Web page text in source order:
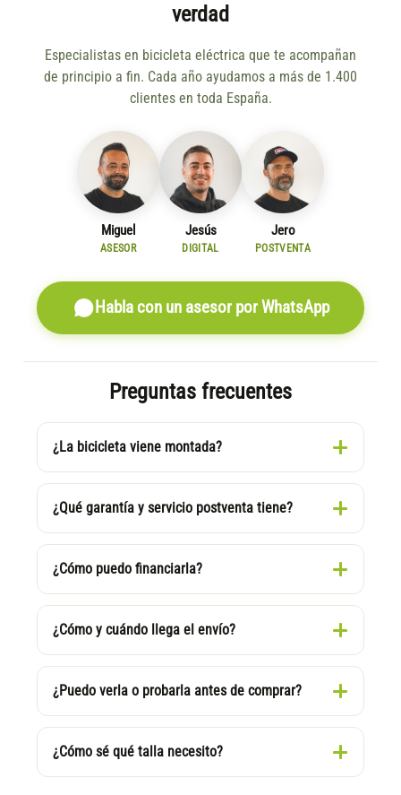
verdad
Especialistas en bicicleta eléctrica que te acompañan
de principio a fin. Cada año ayudamos a más de 1.400
clientes en toda España.
Miguel
ASESOR
Jesús
DIGITAL
Jero
POSTVENTA
Habla con un asesor por WhatsApp
Preguntas frecuentes
¿La bicicleta viene montada?
¿Qué garantía y servicio postventa tiene?
¿Cómo puedo financiarla?
¿Cómo y cuándo llega el envío?
¿Puedo verla o probarla antes de comprar?
¿Cómo sé qué talla necesito?